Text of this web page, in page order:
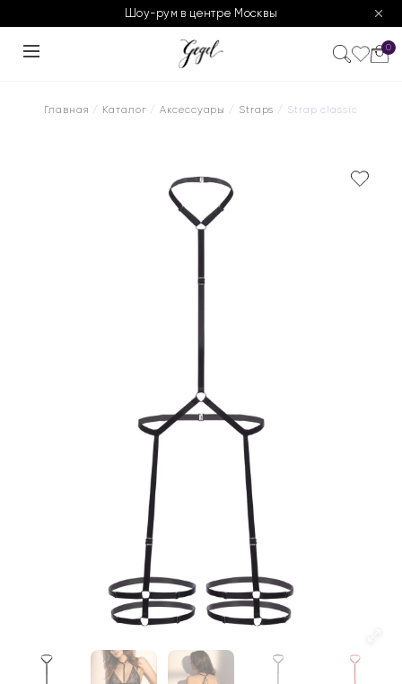
Шоу-рум в центре Москвы
0
Главная / Каталог /Аксессуары / Straps / Strap classic